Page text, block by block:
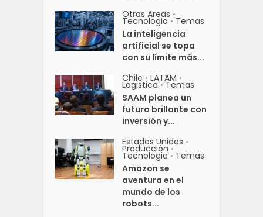
Otras Areas •
Tecnologia • Temas
La inteligencia
artificial se topa
con su límite más...
Chile • LATAM •
Logistica • Temas
SAAM planea un
futuro brillante con
inversión y...
Estados Unidos •
Producción •
Tecnologia • Temas
Amazon se
aventura en el
mundo de los
robots...